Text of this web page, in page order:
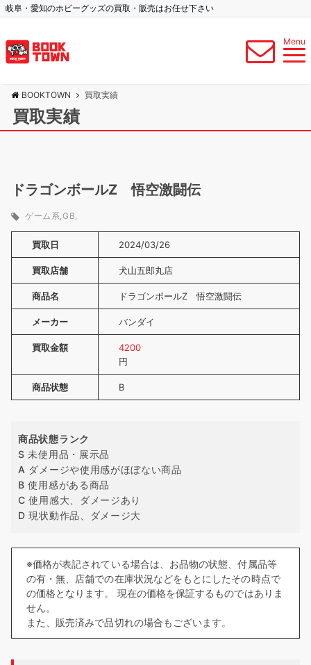
岐阜・愛知のホビーグッズの買取・販売はお任せ下さい
Menu
BOOKTOWN 買取実績
買取実績
ドラゴンボールZ 悟空激闘伝
ゲーム系 GB
買取日 2024/03/26
買取店舗 犬山五郎丸店
商品名 ドラゴンボールZ 悟空激闘伝
メーカー バンダイ
買取金額
4200
円
商品状態 B
商品状態ランク
S 未使用品・展示品
A ダメージや使用感がほぼない商品
B 使用感がある商品
C 使用感大、ダメージあり
D 現状動作品、ダメージ大
※価格が表記されている場合は、お品物の状態、付属品等
の有・無、店舗での在庫状況などをもとにしたその時点で
の価格となります。 現在の価格を保証するものではありま
せん。
また、販売済みで品切れの場合もございます。